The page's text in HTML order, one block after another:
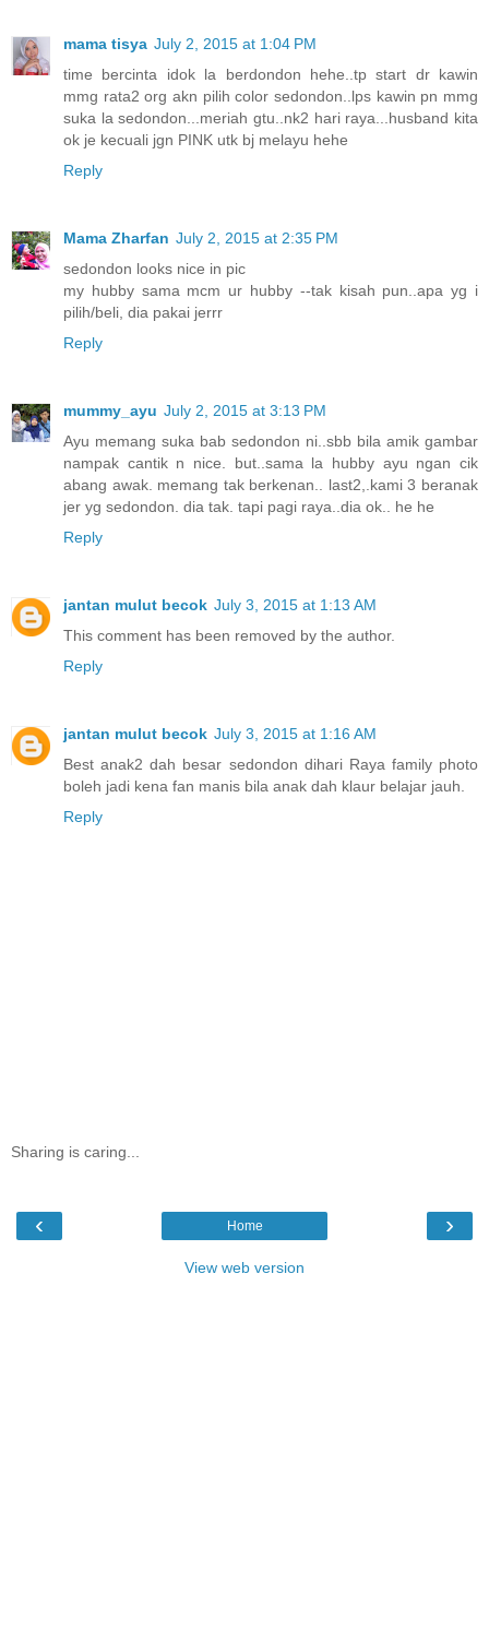
mama tisya July 2, 2015 at 1:04 PM
time bercinta idok la berdondon hehe..tp start dr kawin
mmg rata2 org akn pilih color sedondon..lps kawin pn mmg
suka la sedondon...meriah gtu..nk2 hari raya...husband kita
ok je kecuali jgn PINK utk bj melayu hehe
Reply
Mama Zharfan July 2, 2015 at 2:35 PM
sedondon looks nice in pic
my hubby sama mcm ur hubby --tak kisah pun..apa yg i
pilih/beli, dia pakai jerrr
Reply
mummy_ayu July 2, 2015 at 3:13 PM
Ayu memang suka bab sedondon ni..sbb bila amik gambar
nampak cantik n nice. but..sama la hubby ayu ngan cik
abang awak. memang tak berkenan.. last2,.kami 3 beranak
jer yg sedondon. dia tak. tapi pagi raya..dia ok.. he he
Reply
jantan mulut becok July 3, 2015 at 1:13 AM
This comment has been removed by the author.
Reply
jantan mulut becok July 3, 2015 at 1:16 AM
Best anak2 dah besar sedondon dihari Raya family photo
boleh jadi kena fan manis bila anak dah klaur belajar jauh.
Reply
Sharing is caring...
‹ ›
Home
View web version